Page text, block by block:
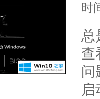
时
总
查
问
启